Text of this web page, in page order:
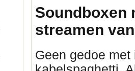
Soundboxen
streamen
Geen gedoe